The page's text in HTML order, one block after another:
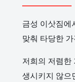
금성 이삿짐에
맞춰 타당한
저희의 저렴한
생시키지 않으